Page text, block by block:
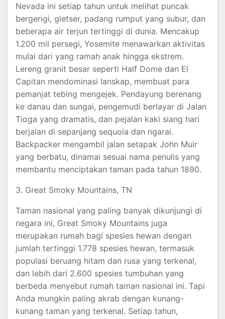
Nevada ini setiap tahun untuk melihat puncak
bergerigi, gletser, padang rumput yang subur, dan
beberapa air terjun tertinggi di dunia. Mencakup
1.200 mil persegi, Yosemite menawarkan aktivitas
mulai dari yang ramah anak hingga ekstrem.
Lereng granit besar seperti Half Dome dan El
Capitan mendominasi lanskap, membuat para
pemanjat tebing mengejek. Pendayung berenang
ke danau dan sungai, pengemudi berlayar di Jalan
Tioga yang dramatis, dan pejalan kaki siang hari
berjalan di sepanjang sequoia dan ngarai.
Backpacker mengambil jalan setapak John Muir
yang berbatu, dinamai sesuai nama penulis yang
membantu menciptakan taman pada tahun 1890.
3. Great Smoky Mountains, TN
Taman nasional yang paling banyak dikunjungi di
negara ini, Great Smoky Mountains juga
merupakan rumah bagi spesies hewan dengan
jumlah tertinggi 1.778 spesies hewan, termasuk
populasi beruang hitam dan rusa yang terkenal,
dan lebih dari 2.600 spesies tumbuhan yang
berbeda menyebut rumah taman nasional ini. Tapi
Anda mungkin paling akrab dengan kunang-
kunang taman yang terkenal. Setiap tahun,